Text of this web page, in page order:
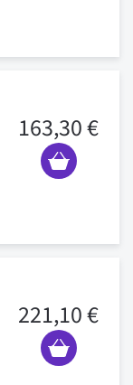
163,30 €
221,10 €